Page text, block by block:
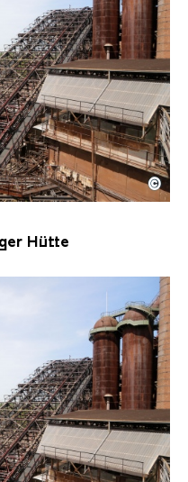
Hütte mit
Hütte | Karl
©
Hütte